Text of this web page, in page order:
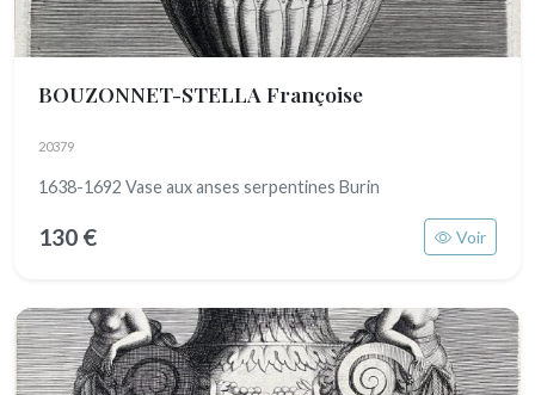
BOUZONNET-STELLA Françoise
20379
1638-1692 Vase aux anses serpentines Burin
130 € Voir